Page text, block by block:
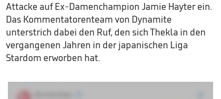
Attacke auf Ex-Damenchampion Jamie Hayter ein.
Das Kommentatorenteam von Dynamite
unterstrich dabei den Ruf, den sich Thekla in den
vergangenen Jahren in der japanischen Liga
Stardom erworben hat.